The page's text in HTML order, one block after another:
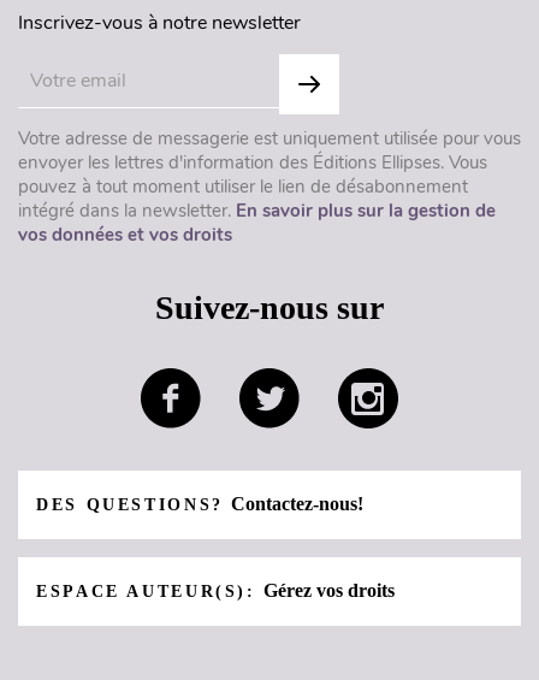
Inscrivez-vous à notre newsletter
Votre adresse de messagerie est uniquement utilisée pour vous
envoyer les lettres d'information des Éditions Ellipses. Vous
pouvez à tout moment utiliser le lien de désabonnement
intégré dans la newsletter. En savoir plus sur la gestion de
vos données et vos droits
Suivez-nous sur
DES QUESTIONS?Contactez-nous!
ESPACE AUTEUR(S):Gérez vos droits